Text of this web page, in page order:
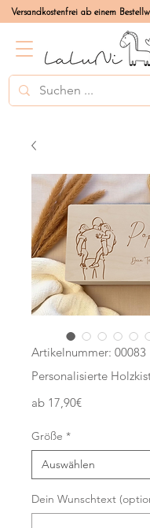
Versandkostenfrei ab einem
Artikelnummer: 00083
Personalisierte
ab 17,90€Sale-
Größe *
Dein Wunschtext